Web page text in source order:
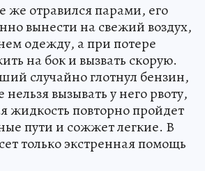
же отравился парами, его
вынести на свежий воздух,
одежду, а при потере
на бок и вызвать скорую.
случайно глотнул бензин,
нельзя вызывать у него рвоту,
жидкость повторно пройдет
пути и сожжет легкие. В
только экстренная помощь